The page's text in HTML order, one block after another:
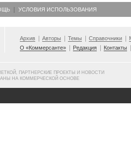
УСЛОВИЯ ИСПОЛЬЗОВАНИЯ
Архив Авторы Темы Справочники
О «Коммерсанте»
Редакция Контакты
ПАРТНЕРСКИЕ ПРОЕКТЫ И НОВОСТИ
НА КОММЕРЧЕСКОЙ ОСНОВЕ